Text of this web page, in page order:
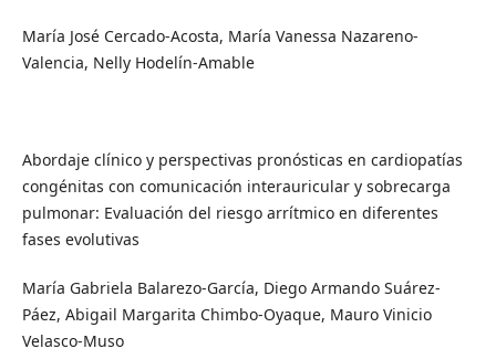
María José Cercado-Acosta, María Vanessa Nazareno-
Valencia, Nelly Hodelín-Amable
Abordaje clínico y perspectivas pronósticas en cardiopatías
congénitas con comunicación interauricular y sobrecarga
pulmonar: Evaluación del riesgo arrítmico en diferentes
fases evolutivas
María Gabriela Balarezo-García, Diego Armando Suárez-
Páez, Abigail Margarita Chimbo-Oyaque, Mauro Vinicio
Velasco-Muso